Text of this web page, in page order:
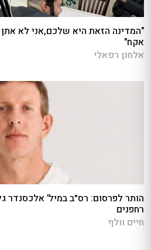
"המדינה הזאת היא שלכם,אני לא
אקח"
אלחנן רפאלי
הותר לפרסום: רס״ב במיל' אלכסנדר
רחפנים
חיים וולף